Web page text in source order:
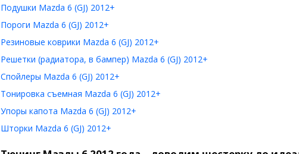
Подушки Mazda 6 (GJ) 2012+
Пороги Mazda 6 (GJ) 2012+
Резиновые коврики Mazda 6 (GJ) 2012+
Решетки (радиатора, в бампер) Mazda 6 (GJ) 2012+
Спойлеры Mazda 6 (GJ) 2012+
Тонировка съемная Mazda 6 (GJ) 2012+
Упоры капота Mazda 6 (GJ) 2012+
Шторки Mazda 6 (GJ) 2012+